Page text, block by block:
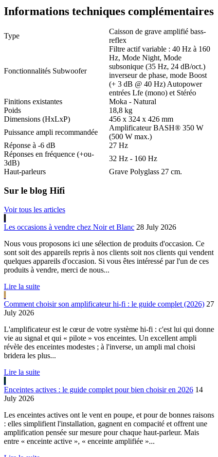
Informations techniques complémentaires
Type
Caisson de grave amplifié bass-
reflex
Fonctionnalités Subwoofer
Filtre actif variable : 40 Hz à 160
Hz, Mode Night, Mode
subsonique (35 Hz, 24 dB/oct.)
inverseur de phase, mode Boost
(+ 3 dB @ 40 Hz) Autopower
entrées Lfe (mono) et Stéréo
Finitions existantes
Moka - Natural
Poids
18,8 kg
Dimensions (HxLxP)
456 x 324 x 426 mm
Puissance ampli recommandée
Amplificateur BASH® 350 W
(500 W max.)
Réponse à -6 dB
27 Hz
Réponses en fréquence (+ou-
3dB)
32 Hz - 160 Hz
Haut-parleurs
Grave Polyglass 27 cm.
Sur le blog Hifi
Voir tous les articles
Les occasions à vendre chez Noir et Blanc 28 July 2026
Nous vous proposons ici une sélection de produits d'occasion. Ce
sont soit des appareils repris à nos clients soit nos clients qui vendent
quelques appareils d'occasion. Si vous êtes intéressé par l'un de ces
produits à vendre, merci de nous...
Lire la suite
Comment choisir son amplificateur hi-fi : le guide complet (2026) 27
July 2026
L'amplificateur est le cœur de votre système hi-fi : c'est lui qui donne
vie au signal et qui « pilote » vos enceintes. Un excellent ampli
révèle des enceintes modestes ; à l'inverse, un ampli mal choisi
bridera les plus...
Lire la suite
Enceintes actives : le guide complet pour bien choisir en 2026 14
July 2026
Les enceintes actives ont le vent en poupe, et pour de bonnes raisons
: elles simplifient l'installation, gagnent en compacité et offrent une
amplification pensée sur mesure pour chaque haut-parleur. Mais
entre « enceinte active », « enceinte amplifiée »...